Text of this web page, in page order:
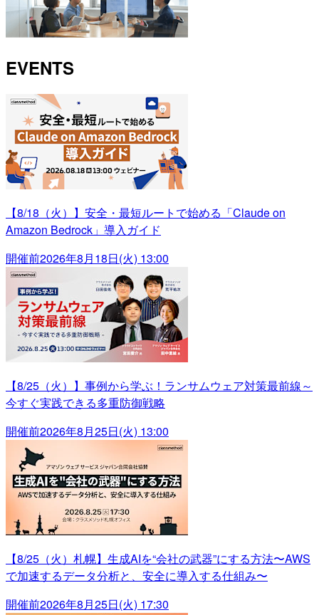
EVENTS
【8/18（火）】安全・最短ルートで始める「Claude on
Amazon Bedrock」導入ガイド
開催前2026年8月18日(火) 13:00
【8/25（火）】事例から学ぶ！ランサムウェア対策最前線～
今すぐ実践できる多重防御戦略
開催前2026年8月25日(火) 13:00
【8/25（火）札幌】生成AIを“会社の武器”にする方法〜AWS
で加速するデータ分析と、安全に導入する仕組み〜
開催前2026年8月25日(火) 17:30